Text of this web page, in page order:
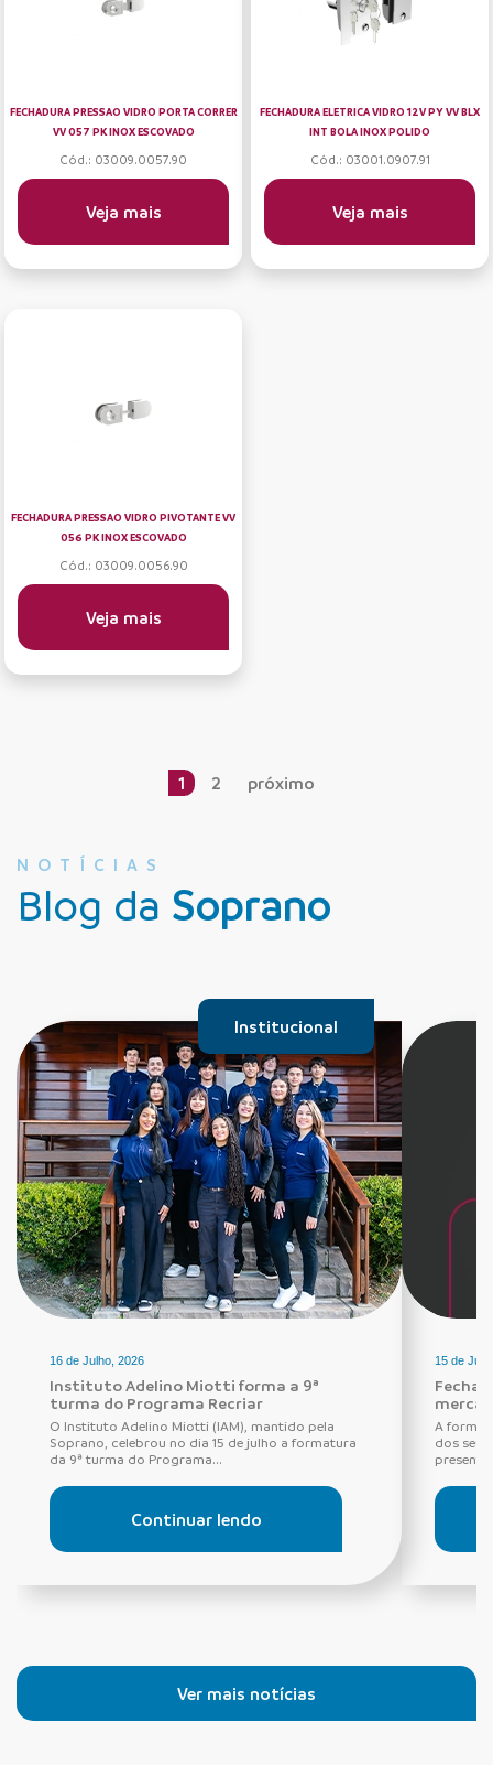
FECHADURA PRESSAO VIDRO PORTA CORRER
VV 057 PK INOX ESCOVADO
Cód.: 03009.0057.90
Veja mais
FECHADURA ELETRICA VIDRO 12V PY VV BLX
INT BOLA INOX POLIDO
Cód.: 03001.0907.91
Veja mais
FECHADURA PRESSAO VIDRO PIVOTANTE VV
056 PK INOX ESCOVADO
Cód.: 03009.0056.90
Veja mais
1 2 próximo
NOTÍCIAS
Blog da Soprano
Institucional
16 de Julho, 2026
Instituto Adelino Miotti forma a 9ª
turma do Programa Recriar
O Instituto Adelino Miotti (IAM), mantido pela
Soprano, celebrou no dia 15 de julho a formatura
da 9ª turma do Programa...
Continuar lendo
15 de
A forma
dos
Ver mais notícias